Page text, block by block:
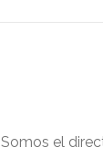
Somos el